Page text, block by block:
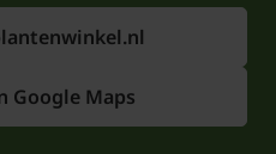
Google Maps